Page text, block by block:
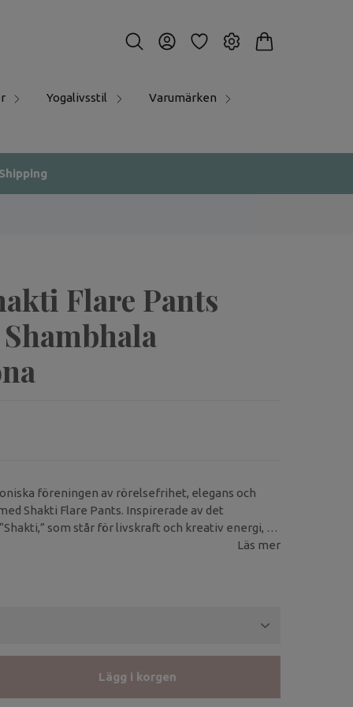
Yogalivsstil Varumärken
Flare Pants
föreningen av rörelsefrihet, elegans och
Shakti Flare Pants. Inspirerade av det
som står för livskraft och kreativ energi, är
för att följa dig i varje steg – från yogamattan till
Läs mer
Lägg i korgen